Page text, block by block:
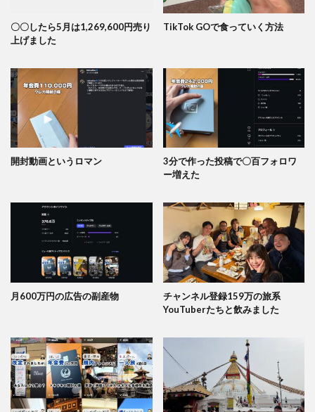
〇〇したら5月は1,269,600円売り
上げました
TikTok GOで食っていく方法
開封動画というロマン
3分で作った投稿で〇百フォロワ
ー増えた
月600万円の広告の副産物
チャンネル登録159万の旅系
YouTuberたちと飲みました